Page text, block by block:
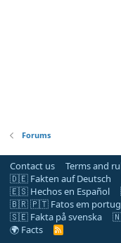
Forums
Contact us Terms and
🇩🇪 Fakten auf Deutsch
🇪🇸 Hechos en Español
🇧🇷 🇵🇹 Fatos em
🇸🇪 Fakta på svenska
🌍 Facts
R